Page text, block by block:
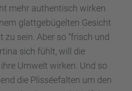
mehr authen­tisch wirken
glatt­ge­bü­gel­ten Gesicht
sein. Aber so “frisch und
sich fühlt, will die
Umwelt wirken. Und so
die Plissée­fal­ten um den